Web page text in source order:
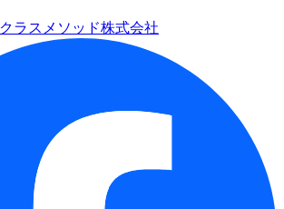
クラスメソッド株式会社